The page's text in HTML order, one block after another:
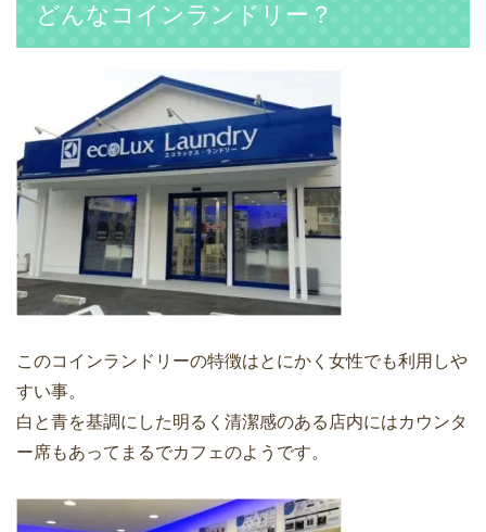
どんなコインランドリー？
このコインランドリーの特徴はとにかく女性でも利用しや
すい事。
白と青を基調にした明るく清潔感のある店内にはカウンタ
ー席もあってまるでカフェのようです。